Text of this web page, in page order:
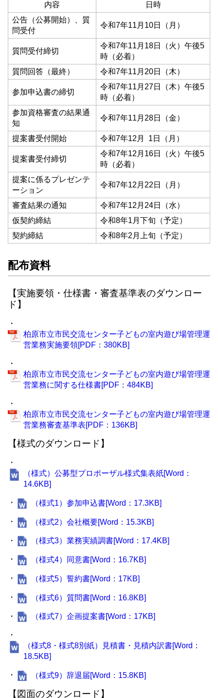
内容
日時
公告（公募開始）、質
問受付
令和7年11月10日（月）
質問受付締切
令和7年11月18日（火）午後5
時（必着）
質問回答（最終）
令和7年11月20日（木）
参加申込書の締切
令和7年11月27日（木）午後5
時（必着）
参加資格審査の結果通
知
令和7年11月28日（金）
提案書受付開始 令和7年12月 1日（月）
提案書受付締切
令和7年12月16日（火）午後5
時（必着）
提案に係るプレゼンテ
ーション
令和7年12月22日（月）
審査結果の通知
令和7年12月24日（水）
仮契約締結
令和8年1月下旬（予定）
契約締結
令和8年2月上旬（予定）
配布資料
【実施要領・仕様書・審査基準表のダウンロー
ド】
・
柏原市立市民交流センター子どもの室内遊び場管理運
営業務実施要領[PDF：380KB]
・
柏原市立市民交流センター子どもの室内遊び場管理運
営業務に関する仕様書[PDF：484KB]
・
柏原市立市民交流センター子どもの室内遊び場管理運
営業務審査基準表[PDF：136KB]
【様式のダウンロード】
・
（様式）公募型プロポーザル様式集表紙[Word：
14.6KB]
・ （様式1）参加申込書[Word：17.3KB]
・ （様式2）会社概要[Word：15.3KB]
・ （様式3）業務実績調書[Word：17.4KB]
・ （様式4）同意書[Word：16.7KB]
・ （様式5）誓約書[Word：17KB]
・ （様式6）質問書[Word：16.8KB]
・ （様式7）企画提案書[Word：17KB]
・
（様式8・様式8別紙）見積書・見積内訳書[Word：
18.5KB]
・ （様式9）辞退届[Word：15.8KB]
【図面のダウンロード】